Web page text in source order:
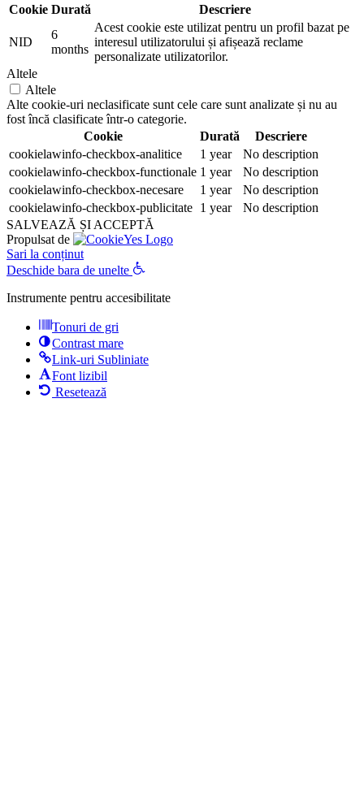
Cookie Durată Descriere
NID
6
months
Acest cookie este utilizat pentru un profil bazat pe
interesul utilizatorului și afișează reclame
personalizate utilizatorilor.
Altele
Altele
Alte cookie-uri neclasificate sunt cele care sunt analizate și nu au
fost încă clasificate într-o categorie.
Cookie
Durată
Descriere
cookielawinfo-checkbox-analitice
1 year
No description
cookielawinfo-checkbox-functionale 1 year
No description
cookielawinfo-checkbox-necesare
1 year
No description
cookielawinfo-checkbox-publicitate 1 year
No description
SALVEAZĂ ȘI ACCEPTĂ
Propulsat de
Sari la conținut
Deschide bara de unelte
Instrumente pentru accesibilitate
Tonuri de gri
Contrast mare
Link-uri Subliniate
Font lizibil
Resetează